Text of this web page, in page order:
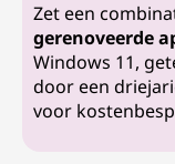
Zet een
gerenoveerde
Windows 11,
door een
voor